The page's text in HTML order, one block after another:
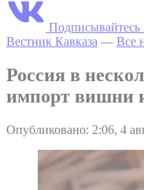
Вестник Кавказа — Все
Россия в
импорт вишни
Опубликовано: 2:06, 4